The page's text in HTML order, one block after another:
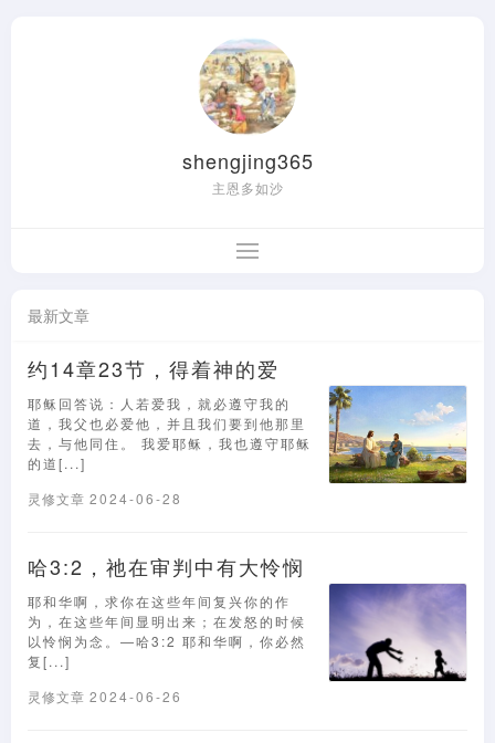
shengjing365
主恩多如沙
最新文章
约14章23节，得着神的爱
耶稣回答说：人若爱我，就必遵守我的
道，我父也必爱他，并且我们要到他那里
去，与他同住。 我爱耶稣，我也遵守耶稣
的道[...]
灵修文章 2024-06-28
哈3:2，祂在审判中有大怜悯
耶和华啊，求你在这些年间复兴你的作
为，在这些年间显明出来；在发怒的时候
以怜悯为念。—哈3:2 耶和华啊，你必然
复[...]
灵修文章 2024-06-26